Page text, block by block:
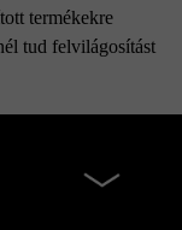
termékekre
tud felvilágosítást